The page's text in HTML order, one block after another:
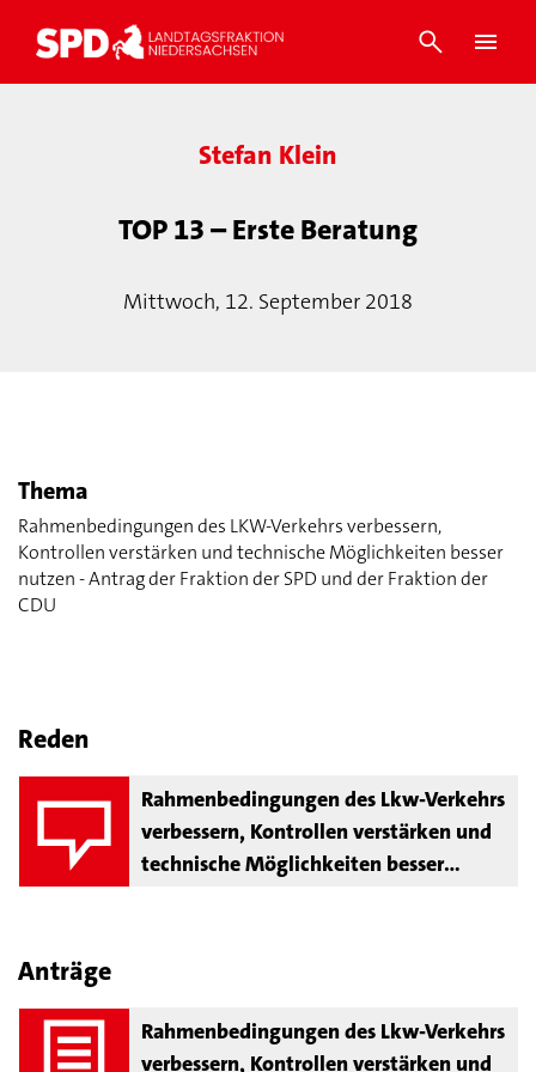
Stefan Klein
TOP 13 – Erste Beratung
Mittwoch, 12. September 2018
Thema
Rahmenbedingungen des LKW-Verkehrs verbessern,
Kontrollen verstärken und technische Möglichkeiten besser
nutzen - Antrag der Fraktion der SPD und der Fraktion der
CDU
Reden
Rahmenbedingungen des Lkw-Verkehrs
verbessern, Kontrollen verstärken und
technische Möglichkeiten besser
Anträge
Rahmenbedingungen des Lkw-Verkehrs
verbessern, Kontrollen verstärken und